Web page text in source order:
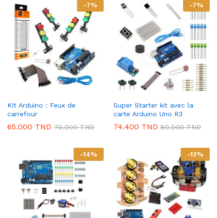
-7%
Kit Arduino : Feux de
carrefour
65.000 TND 70.000TND
-7%
Super Starter kit avec la
carte Arduino Uno R3
74.400 TND 80.000TND
-14% -13%